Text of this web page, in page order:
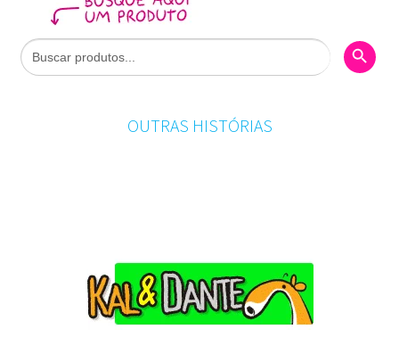
Search
for:
Search
OUTRAS HISTÓRIAS